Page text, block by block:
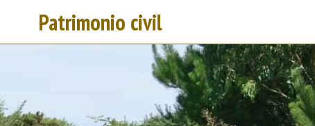
Patrimonio civil